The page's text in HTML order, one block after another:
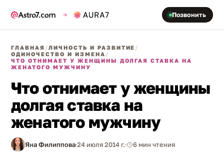
Позвонить
ГЛАВНАЯ /ЛИЧНОСТЬ И РАЗВИТИЕ /
ОДИНОЧЕСТВО И ИЗМЕНА /
ЧТО ОТНИМАЕТ У ЖЕНЩИНЫ ДОЛГАЯ СТАВКА НА
ЖЕНАТОГО МУЖЧИНУ
Что отнимает у женщины
долгая ставка на
женатого мужчину
Яна Филиппова24 июля 2014 г. 6 мин чтения